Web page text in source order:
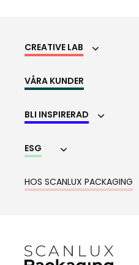
CREATIVE LAB
VÅRA KUNDER
BLI INSPIRERAD
ESG
HOS SCANLUX PACKAGING